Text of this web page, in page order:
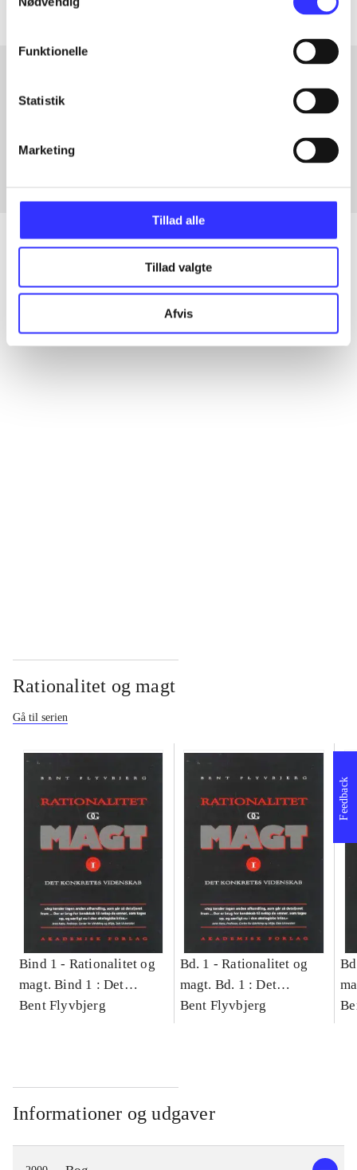
Funktionelle
Statistik
Marketing
Tillad alle
Tillad valgte
Afvis
Artikler med samme emner
Artikler
Alle registrerede artikler fordelt på udgivelser
Rationalitet og magt
Gå til serien
Bind 1 - Rationalitet og
magt. Bind 1 : Det
konkretes videnskab
Bent Flyvbjerg
Bd. 1 -Rationalitet og
magt. Bd. 1 : Det
konkretes videnskab
Bent Flyvbjerg
Informationer og udgaver
Feedback